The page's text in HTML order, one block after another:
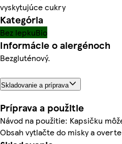
vyskytujúce cukry
Kategória
Bez lepkuBio
Informácie o alergénoch
Bezgluténový.
Skladovanie a príprava
Príprava a použitie
Návod na použitie: Kapsičku
Obsah vytlačte do misky a